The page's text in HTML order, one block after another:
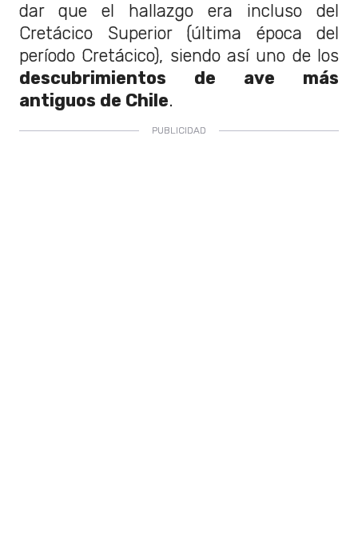
dar que el hallazgo era incluso del
Cretácico Superior (última época del
período Cretácico), siendo así uno de los
descubrimientos de ave más
antiguos de Chile.